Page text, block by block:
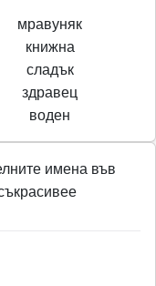
мравуняк
книжна
сладък
здравец
воден
имена във